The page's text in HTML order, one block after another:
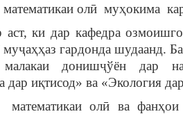
математикаи олӣ муҳокима
ки дар кафедра
гардонда шудаанд.
донишҷўён дар
дар иқтисод» ва «Экология
математикаи олӣ ва